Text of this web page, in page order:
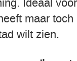
maar toch
wilt zien.